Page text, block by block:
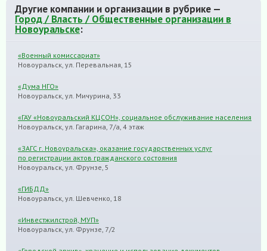
Другие компании и организации в рубрике —
Город / Власть / Общественные организации в
Новоуральске:
«Военный комиссариат»
Новоуральск, ул. Перевальная, 15
«Дума НГО»
Новоуральск, ул. Мичурина, 33
«ГАУ «Новоуральский КЦСОН», социальное обслуживание населения
Новоуральск, ул. Гагарина, 7/а, 4 этаж
«ЗАГС г. Новоуральска», оказание государственных услуг
по регистрации актов гражданского состояния
Новоуральск, ул. Фрунзе, 5
«ГИБДД»
Новоуральск, ул. Шевченко, 18
«Инвестжилстрой, МУП»
Новоуральск, ул. Фрунзе, 7/2